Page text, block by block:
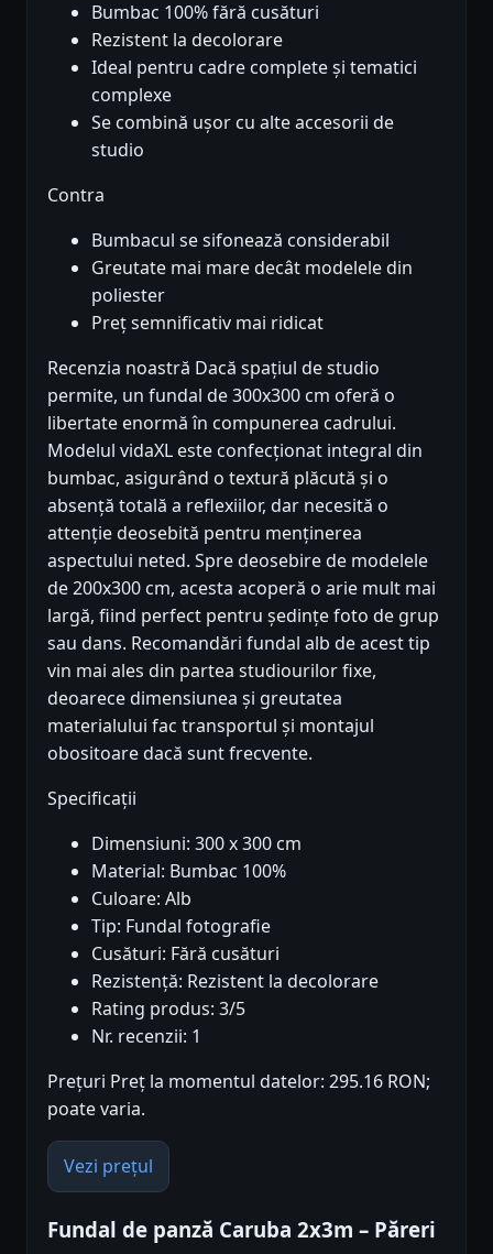
Bumbac 100% fără cusături
Rezistent la decolorare
Ideal pentru cadre complete și tematici
complexe
Se combină ușor cu alte accesorii de
studio
Contra
Bumbacul se sifonează considerabil
Greutate mai mare decât modelele din
poliester
Preț semnificativ mai ridicat
Recenzia noastră Dacă spațiul de studio
permite, un fundal de 300x300 cm oferă o
libertate enormă în compunerea cadrului.
Modelul vidaXL este confecționat integral din
bumbac, asigurând o textură plăcută și o
absență totală a reflexiilor, dar necesită o
attenție deosebită pentru menținerea
aspectului neted. Spre deosebire de modelele
de 200x300 cm, acesta acoperă o arie mult mai
largă, fiind perfect pentru ședințe foto de grup
sau dans. Recomandări fundal alb de acest tip
vin mai ales din partea studiourilor fixe,
deoarece dimensiunea și greutatea
materialului fac transportul și montajul
obositoare dacă sunt frecvente.
Specificații
Dimensiuni: 300 x 300 cm
Material: Bumbac 100%
Culoare: Alb
Tip: Fundal fotografie
Cusături: Fără cusături
Rezistență: Rezistent la decolorare
Rating produs: 3/5
Nr. recenzii: 1
Prețuri Preț la momentul datelor: 295.16 RON;
poate varia.
Vezi prețul
Fundal de panză Caruba 2x3m – Păreri